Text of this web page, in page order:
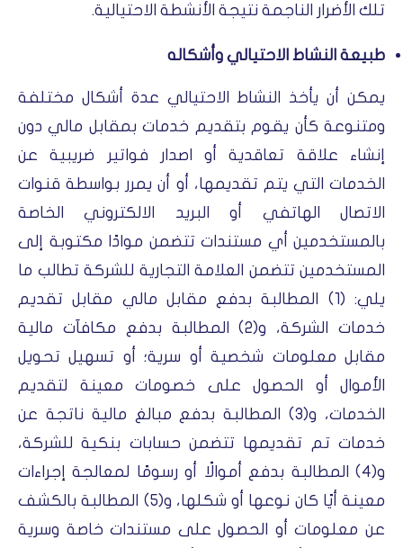
تلك الأضرار الناجمة نتيجة الأنشطة الاحتيالية.
طبيعة النشاط الاحتيالي وأشكاله
يمكن أن يأخذ النشاط الاحتيالي عدة أشكال مختلفة
ومتنوعة كأن يقوم بتقديم خدمات بمقابل مالي دون
إنشاء علاقة تعاقدية أو اصدار فواتير ضريبية عن
الخدمات التي يتم تقديمها، أو أن يمرر بواسطة قنوات
الاتصال الهاتفي أو البريد الالكتروني الخاصة
بالمستخدمين أي مستندات تتضمن موادًا مكتوبة إلى
المستخدمين تتضمن العلامة التجارية للشركة تطالب ما
يلي: (1) المطالبة بدفع مقابل مالي مقابل تقديم
خدمات الشركة، و(2) المطالبة بدفع مكافآت مالية
مقابل معلومات شخصية أو سرية؛ أو تسهيل تحويل
الأموال أو الحصول على خصومات معينة لتقديم
الخدمات، و(3) المطالبة بدفع مبالغ مالية ناتجة عن
خدمات تم تقديمها تتضمن حسابات بنكية للشركة،
و(4) المطالبة بدفع أموالًا أو رسومًا لمعالجة إجراءات
معينة أيًا كان نوعها أو شكلها، و(5) المطالبة بالكشف
عن معلومات أو الحصول على مستندات خاصة وسرية